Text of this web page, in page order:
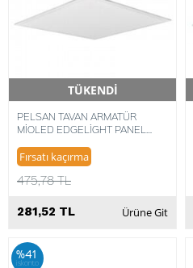
TÜKENDİ
Hızlı Teslimat
PELSAN TAVAN ARMATÜR
MİOLED EDGELİGHT PANEL
Fırsatı kaçırma
475,78 TL
281,52 TL Ürüne Git
%41
iskonto